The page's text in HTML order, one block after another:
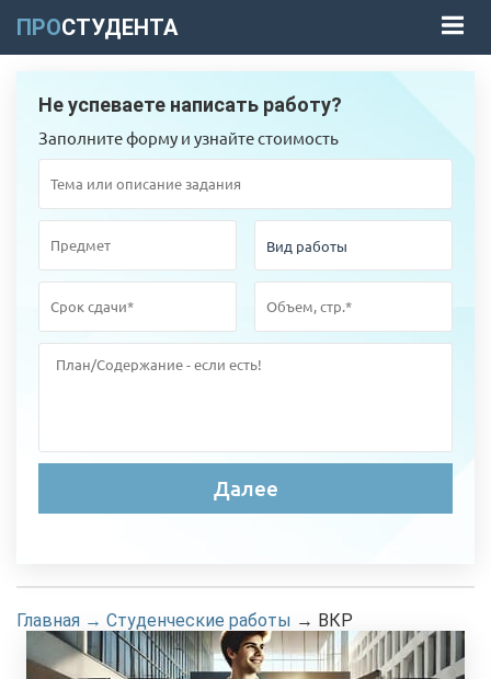
ПРОСТУДЕНТА
Не успеваете написать работу?
Заполните форму и узнайте стоимость
Главная → Студенческие работы → ВКР